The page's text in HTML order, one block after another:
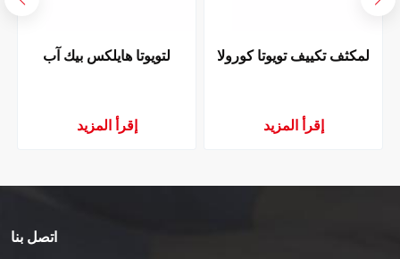
لتويوتا هايلكس بيك آب
إقرأ المزيد
لمكثف تكييف تويوتا كورولا
إقرأ المزيد
اتصل بنا